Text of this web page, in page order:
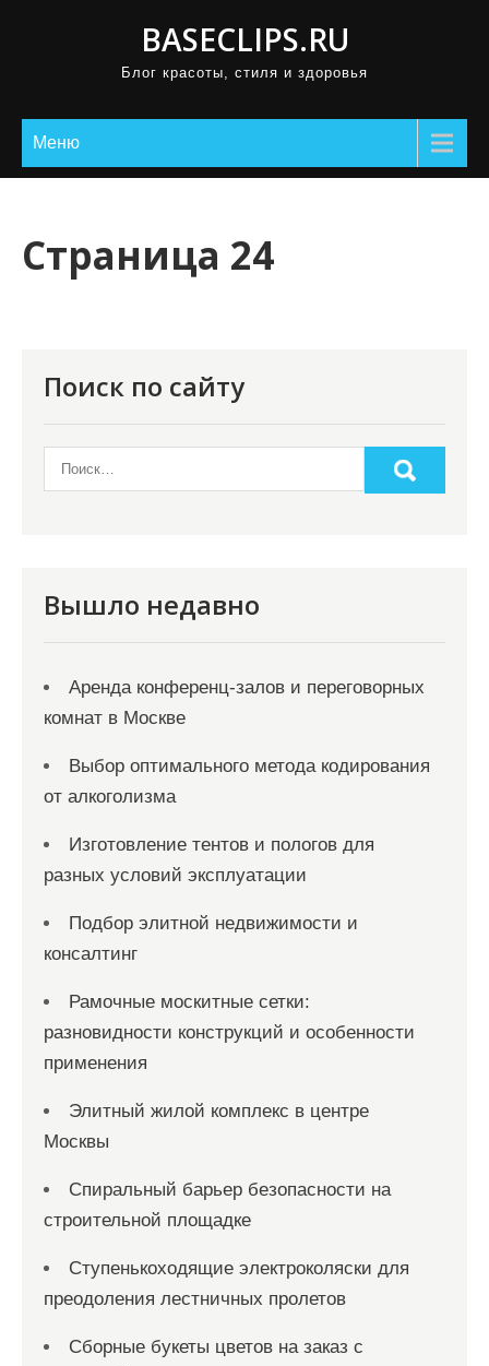
BASECLIPS.RU
Блог красоты, стиля и здоровья
Меню
Страница 24
Поиск по сайту
Вышло недавно
Аренда конференц-залов и переговорных
комнат в Москве
Выбор оптимального метода кодирования
от алкоголизма
Изготовление тентов и пологов для
разных условий эксплуатации
Подбор элитной недвижимости и
консалтинг
Рамочные москитные сетки:
разновидности конструкций и особенности
применения
Элитный жилой комплекс в центре
Москвы
Спиральный барьер безопасности на
строительной площадке
Ступенькоходящие электроколяски для
преодоления лестничных пролетов
Сборные букеты цветов на заказ с